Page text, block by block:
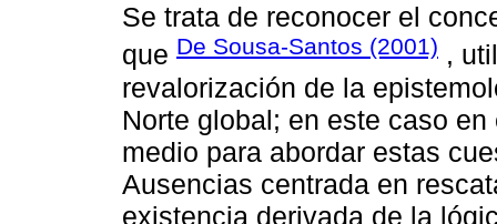
Se trata de reconocer el
que De Sousa-Santos (2001) ,
revalorización de la
Norte global; en este caso
medio para abordar estas
Ausencias centrada en
existencia derivada de la